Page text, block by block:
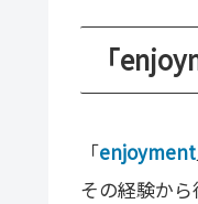
「
「enjoyment
その経験から